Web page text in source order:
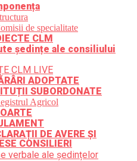
de specialitate
CLM
ședințe ale consiliului
CLM LIVE
ADOPTATE
SUBORDONATE
Agricol
DE AVERE ȘI
CONSILIERI
verbale ale ședințelor